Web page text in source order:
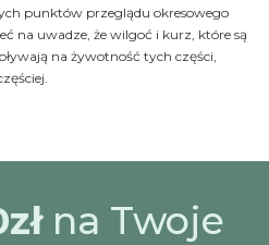
punktów przeglądu okresowego
na uwadze, że wilgoć i kurz, które są
na żywotność tych części,
na Twoje